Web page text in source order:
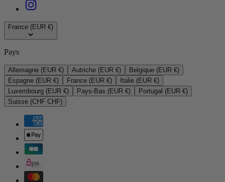
France (EUR €)
Pays
Allemagne (EUR €) Autriche (EUR €)
Belgique (EUR €)
Espagne (EUR €)
France (EUR €)
Italie (EUR €)
Luxembourg (EUR €)
Pays-Bas (EUR €)
Portugal (EUR €)
Suisse (CHF CHF)